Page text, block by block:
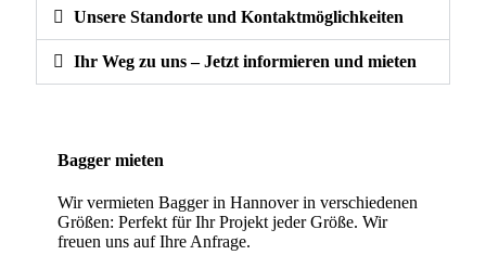
Unsere Standorte und Kontaktmöglichkeiten
Ihr Weg zu uns – Jetzt informieren und mieten
Bagger mieten
Wir vermieten Bagger in Hannover in verschiedenen
Größen: Perfekt für Ihr Projekt jeder Größe. Wir
freuen uns auf Ihre Anfrage.